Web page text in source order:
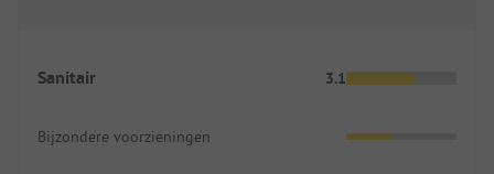
Sanitair 3.1
Bijzondere voorzieningen